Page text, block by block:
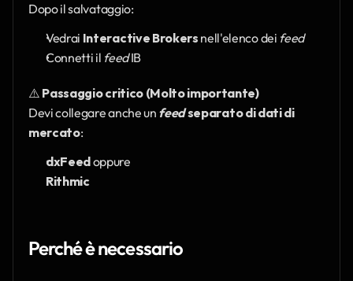
Dopo il salvataggio:
Vedrai Interactive Brokers nell'elenco dei feed
Connetti il feed IB
⚠️ Passaggio critico (Molto importante)
Devi collegare anche un feed separato di dati di
mercato:
dxFeed oppure
Rithmic
Perché è necessario